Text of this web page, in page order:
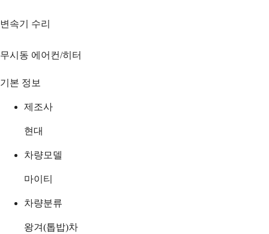
변속기 수리
무시동 에어컨/히터
기본 정보
제조사
현대
차량모델
마이티
차량분류
왕겨(톱밥)차